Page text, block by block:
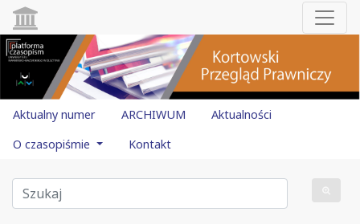
Aktualny numer ARCHIWUM
Aktualności
O czasopiśmie
Kontakt